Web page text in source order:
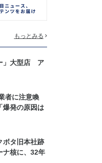
もっとみる
」大型店 ア
者に注意喚
発の原因は
タ旧本社跡
核に、32年